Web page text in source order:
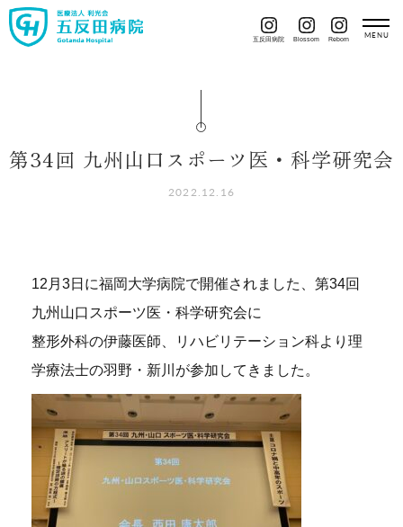
五反田病院 Blossom Reborn
第34回 九州山口スポーツ医・科学研究会
2022.12.16
12月3日に福岡大学病院で開催されました、第34回
九州山口スポーツ医・科学研究会に
整形外科の伊藤医師、リハビリテーション科より理
学療法士の羽野・新川が参加してきました。